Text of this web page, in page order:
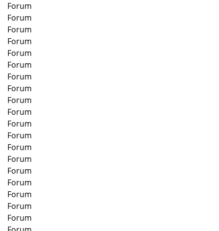
Forum
Forum
Forum
Forum
Forum
Forum
Forum
Forum
Forum
Forum
Forum
Forum
Forum
Forum
Forum
Forum
Forum
Forum
Forum